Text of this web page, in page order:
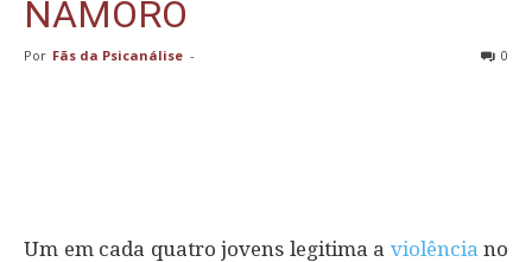
NAMORO
Por Fãs da Psicanálise - 0
Um em cada quatro jovens legitima a violência no